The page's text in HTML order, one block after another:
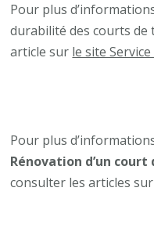
Pour plus
durabilité des courts
article sur le site
Pour plus
Rénovation d’un
consulter les articles